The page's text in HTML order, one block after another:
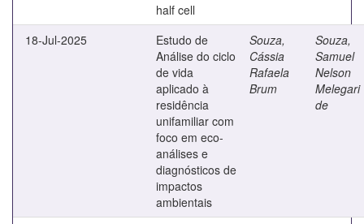
half cell
18-Jul-2025
Estudo de
Análise do ciclo
de vida
aplicado à
residência
unifamiliar com
foco em eco-
análises e
diagnósticos de
impactos
ambientais
Souza,
Cássia
Rafaela
Brum
Souza,
Samuel
Nelson
Melegari
de